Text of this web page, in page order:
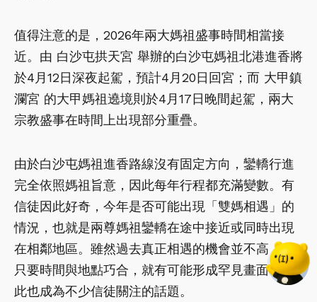
值得注意的是，2026年兩大媽祖盛事時間相當接
近。由 白沙屯拱天宮 舉辦的白沙屯媽祖北港進香將
於4月12日深夜起駕，預計4月20日回宮；而 大甲鎮
瀾宮 的大甲媽祖遶境則於4月17日晚間起駕，兩大
宗教盛事在時間上出現部分重疊。
由於白沙屯媽祖進香路線沒有固定方向，鑾轎行進
完全依照媽祖旨意，因此每年行程都充滿變數。有
信徒因此好奇，今年是否可能出現「雙媽相遇」的
情況，也就是兩尊媽祖鑾轎在途中接近或同時出現
在相鄰地區。雖然過去真正相遇的機會並不高，但
只要時間與地點巧合，就有可能形成罕見畫面，因
此也成為不少信徒關注的話題。